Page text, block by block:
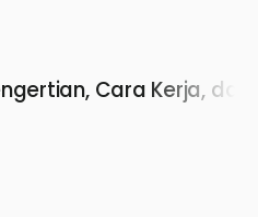
Cara Kerja,